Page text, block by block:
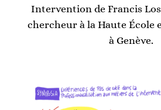
Intervention de Francis
chercheur à la Haute École
à Genève.